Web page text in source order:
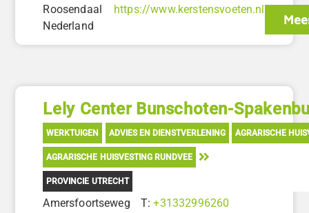
Roosendaal
Nederland
https://www.kerstensvoeten.nl
Lely Center Bunschoten-
WERKTUIGEN ADVIES EN DIENSTVERLENING AGRARISCHE
AGRARISCHE HUISVESTING RUNDVEE
PROVINCIE UTRECHT
Amersfoortseweg
T:+31332996260